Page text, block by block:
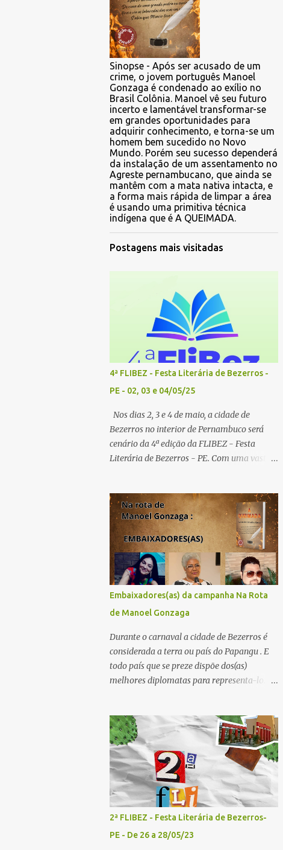
Sinopse - Após ser acusado de um
crime, o jovem português Manoel
Gonzaga é condenado ao exílio no
Brasil Colônia. Manoel vê seu futuro
incerto e lamentável transformar-se
em grandes oportunidades para
adquirir conhecimento, e torna-se um
homem bem sucedido no Novo
Mundo. Porém seu sucesso dependerá
da instalação de um assentamento no
Agreste pernambucano, que ainda se
mantêm com a mata nativa intacta, e
a forma mais rápida de limpar a área
é usando uma primitiva técnica
indígena que é A QUEIMADA.
Postagens mais visitadas
4ª FLIBEZ - Festa Literária de Bezerros -
PE - 02, 03 e 04/05/25
Nos dias 2, 3 e 4 de maio, a cidade de
Bezerros no interior de Pernambuco será
cenário da 4ª edição da FLIBEZ - Festa
Literária de Bezerros - PE. Com uma vasta
saraus poéticos, atividades recreativas e
culturais. Tema: Em tudo há poesia
Homenageados: Escritor Dr. Alex Brito e
Poeta Severino Pedro PAINÉIS LITERÁRIOS:
1º painel- 02/05/25 - 9h: Tema: Em Tudo
Há Poesia - Mediador: Severino Pedro e
convidados - Acesse aqui para se inscrever
2º painel- 02/05/25 - 10h30: Tema: Saúde
Mental e Poesia - Mediador: Pierre Pessôa
Convidados: Cristina Silva e Diogo Pessôa -
Acesse aqui para se inscrever 3º painel-
02/05/25 - 14h30: Tema: A poesia que
Encanta e Conta Histórias - Mediador:
4º painel- 02/05/25 - 16h: Tema: Dizeres
Poéticos - Mediador: Pedro...
Embaixadores(as) da campanha Na Rota
de Manoel Gonzaga
Durante o carnaval a cidade de Bezerros é
considerada a terra ou país do Papangu . E
todo país que se preze dispõe dos(as)
melhores diplomatas para representa-lo.
município onde a campanha NA ROTA DE
MANOEL GONZAGA vai passar doando os
livros A QUEIMADA do escritor Lunas Costa
nas escolas públicas e particulares, e
também nas salas de leitura e bibliotecas
comunitárias. Essas pessoas serão
EMBAIXADORES e EMBAIXADORAS da
Se você mora em um dos municípios que faz
2ª FLIBEZ - Festa Literária de Bezerros-
PE - De 26 a 28/05/23